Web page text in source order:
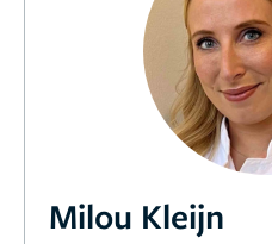
Milou Kleijn